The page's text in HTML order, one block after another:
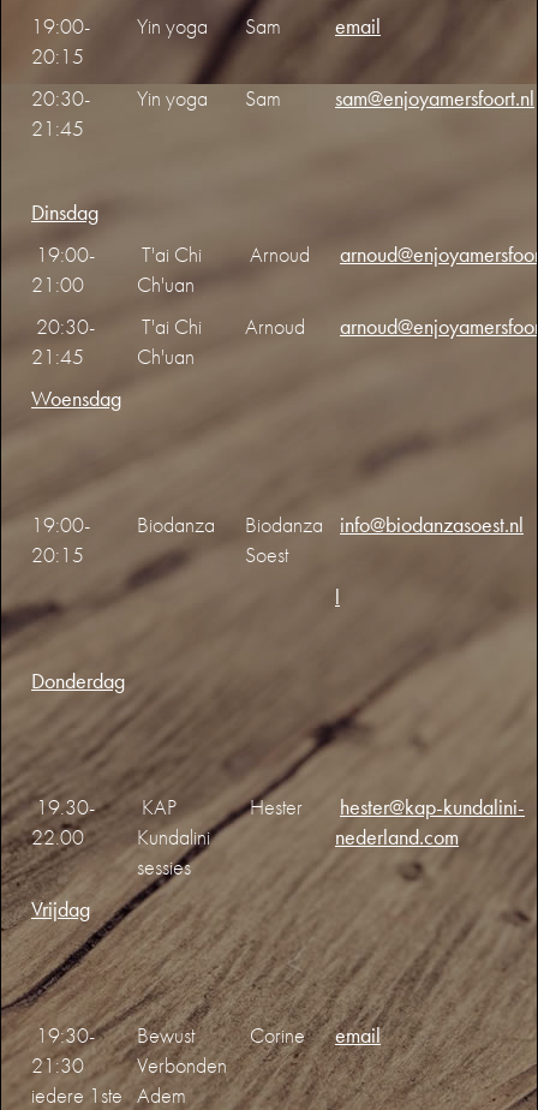
19:00-
20:15
Yin yoga Sam email
20:30-
21:45
Yin yoga Sam sam@enjoyamersfoort.nl
Dinsdag
19:00-
21:00
T'ai Chi
Ch'uan
Arnoud
20:30-
21:45
T'ai Chi
Ch'uan
Arnoud
Woensdag
19:00-
20:15
Biodanza
Biodanza
Soest
info@biodanzasoest.nl
l
Donderdag
19.30-
22.00
KAP
Kundalini
sessies
Hester
hester@kap-kundalini-
nederland.com
Vrijdag
19:30-
21:30
iedere 1ste
Bewust
Verbonden
Adem
Corine email